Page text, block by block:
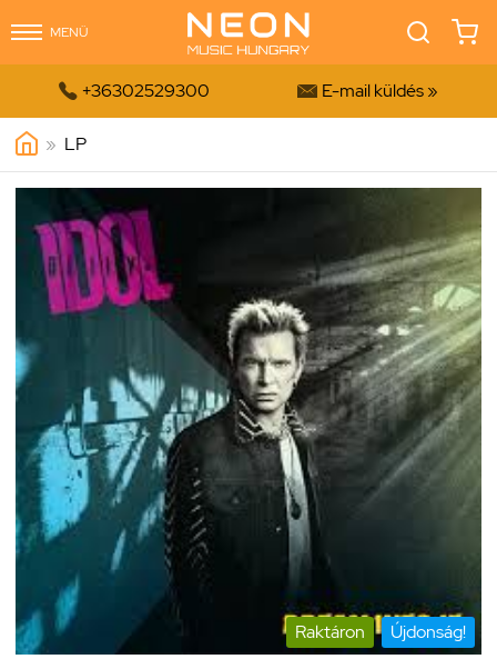
MENÜ
 +36302529300  E-mail küldés »
» LP
Raktáron Újdonság!